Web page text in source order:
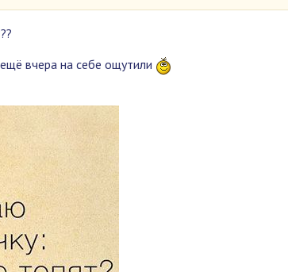
вчера на себе ощутили